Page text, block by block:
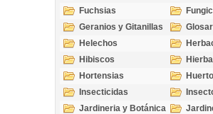
Fuchsias
Geranios y Gitanillas
Helechos
Hibiscos
Hortensias
Insecticidas
Jardineria y Botánica